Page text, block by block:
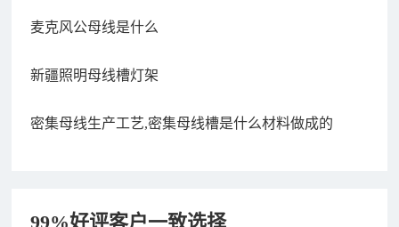
麦克风公母线是什么
新疆照明母线槽灯架
密集母线生产工艺,密集母线槽是什么材料做成的
99%好评客户一致选择